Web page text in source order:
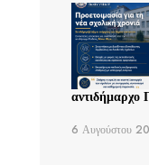
αντιδήμαρχο
6 Αυγούστου